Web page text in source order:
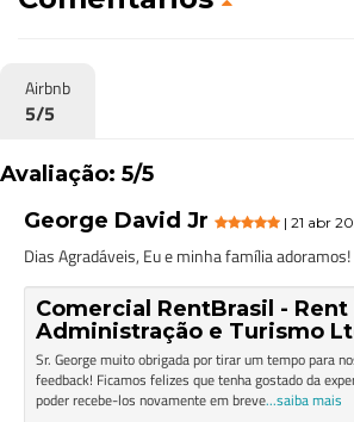
Airbnb
5/5
Avaliação: 5/5
George David Jr
| 21 abr
Dias Agradáveis, Eu e minha família adoramos!
Comercial RentBrasil - Rent
Administração e Turismo
Sr. George muito obrigada por tirar um tempo para
feedback! Ficamos felizes que tenha gostado da
poder recebe-los novamente em breve...saiba mais